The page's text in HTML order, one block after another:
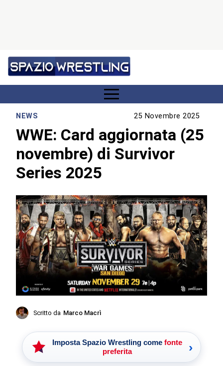
NEWS 25 Novembre 2025
WWE: Card aggiornata (25
novembre) di Survivor
Series 2025
Scritto da Marco Macrì
Imposta Spazio Wrestling come fonte
preferita
›